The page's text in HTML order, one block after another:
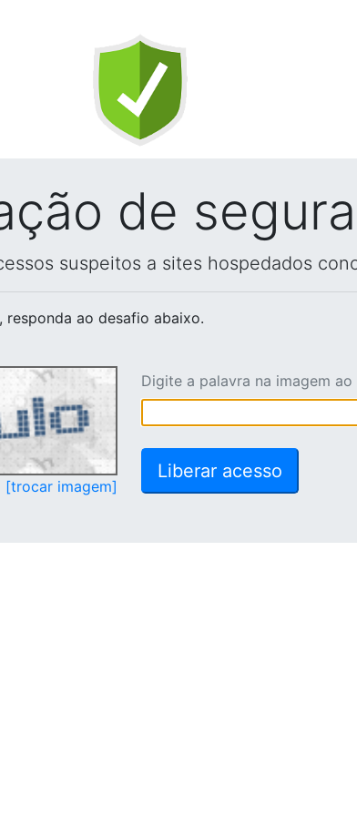
de
suspeitos a sites hospedados
, responda ao desafio abaixo.
[trocar imagem]
Digite a palavra na imagem